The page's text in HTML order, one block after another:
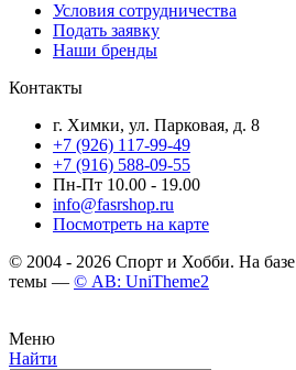
Условия сотрудничества
Подать заявку
Наши бренды
Контакты
г. Химки, ул. Парковая, д. 8
+7 (926) 117-99-49
+7 (916) 588-09-55
Пн-Пт 10.00 - 19.00
info@fasrshop.ru
Посмотреть на карте
© 2004 - 2026 Спорт и Хобби. На базе
темы — © AB: UniTheme2
Меню
Найти